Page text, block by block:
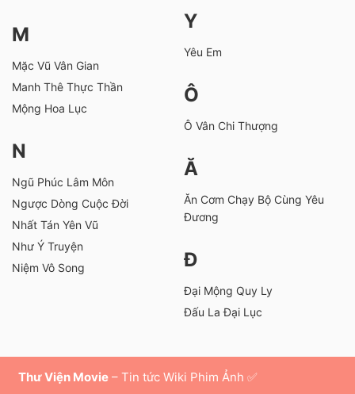
M
Mặc Vũ Vân Gian
Manh Thê Thực Thần
Mộng Hoa Lục
N
Ngũ Phúc Lâm Môn
Ngược Dòng Cuộc Đời
Nhất Tán Yên Vũ
Như Ý Truyện
Niệm Vô Song
Y
Yêu Em
Ô
Ô Vân Chi Thượng
Ă
Ăn Cơm Chạy Bộ Cùng Yêu
Đương
Đ
Đại Mộng Quy Ly
Đấu La Đại Lục
Thư Viện Movie– Tin tức Wiki Phim Ảnh ✅